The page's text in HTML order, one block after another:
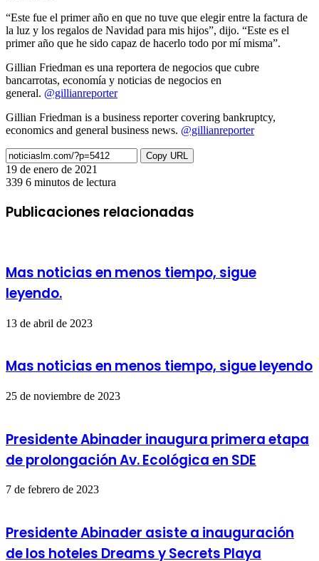
“Este fue el primer año en que no tuve que elegir entre la factura de
la luz y los regalos de Navidad para mis hijos”, dijo. “Este es el
primer año que he sido capaz de hacerlo todo por mí misma”.
Gillian Friedman es una reportera de negocios que cubre
bancarrotas, economía y noticias de negocios en
general. @gillianreporter
Gillian Friedman is a business reporter covering bankruptcy,
economics and general business news. @gillianreporter
Copy URL
19 de enero de 2021
339 6 minutos de lectura
por
correo
Publicaciones relacionadas
Mas noticias en menos tiempo, sigue
leyendo.
13 de abril de 2023
Mas noticias en menos tiempo, sigue leyendo
25 de noviembre de 2023
Presidente Abinader inaugura primera etapa
de prolongación Av. Ecológica en SDE
7 de febrero de 2023
Presidente Abinader asiste a inauguración
de los hoteles Dreams y Secrets Playa